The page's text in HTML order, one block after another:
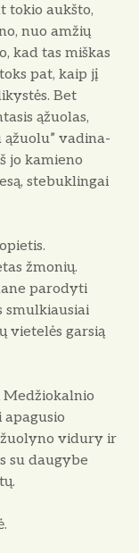
tokio aukšto,
nuo amžių
kad tas miškas
pat, kaip jį
Bet
ąžuolas,
ąžuolu” vadina­
jo kamieno
stebuklingai
žmonių.
parodyti
smulkiausiai
vietelės garsią
vi­dury ir
su daugybe